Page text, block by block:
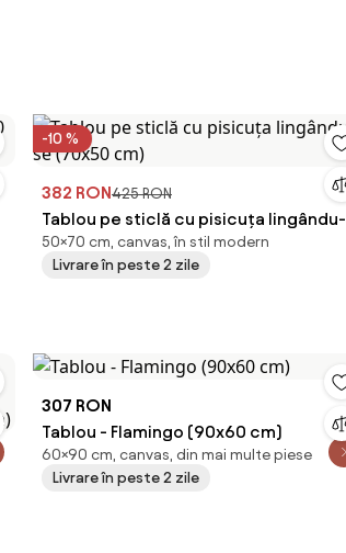
-10 %
382 RON425 RON
Tablou pe sticlă cu pisicuța lingându-
se (70x50 cm)
50×70 cm, canvas, în stil modern
Livrare în peste 2 zile
307 RON
Tablou - Flamingo (90x60 cm)
60×90 cm, canvas, din mai multe piese
Livrare în peste 2 zile